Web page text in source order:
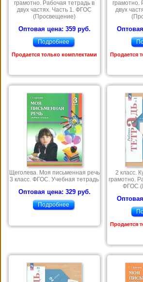
грамотно. Рабочая тетрадь в
двух частях. Часть 1. ФГОС
(Просвещение)
Оптовая цена: 359 руб.
Подробнее
Продается только комплектами
грамотно.
двух
Продается
Щеголева. Моя письменная речь
3 класс. ФГОС. Учебная тетрадь
Оптовая цена: 329 руб.
Подробнее
2 класс.
грамотно.
ФГОС
Продается